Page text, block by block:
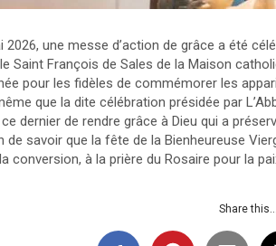
une messe d’action de grâce a été
Saint François de Sales de la Maison
pour les fidèles de commémorer les
que la dite célébration présidée par
dernier de rendre grâce à Dieu qui a
de savoir que la fête de la Bienheureuse
conversion, à la prière du Rosaire pour la
Share this...